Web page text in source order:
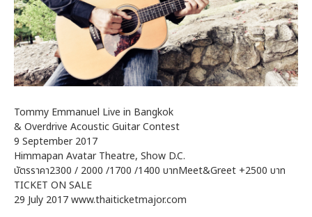
Tommy Emmanuel Live in Bangkok
& Overdrive Acoustic Guitar Contest
9 September 2017
Himmapan Avatar Theatre, Show D.C.
บัตรราคา2300 / 2000 /1700 /1400 บาทMeet&Greet +2500 บาท
TICKET ON SALE
29 July 2017 www.thaiticketmajor.com